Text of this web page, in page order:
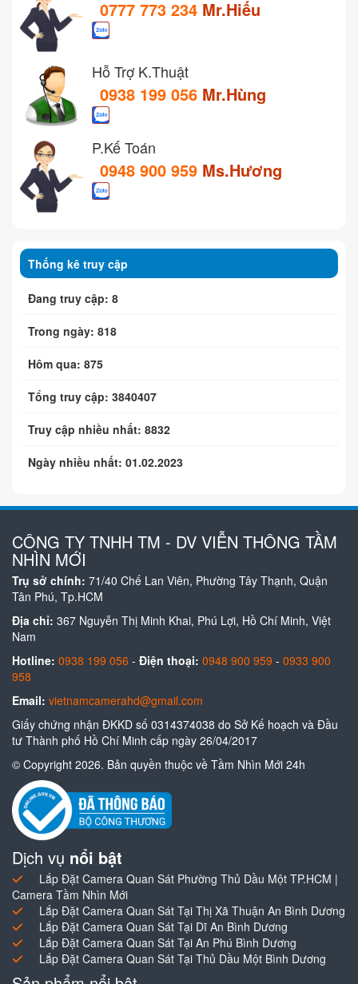
0777 773 234 Mr.Hiếu
Hỗ Trợ K.Thuật
0938 199 056 Mr.Hùng
P.Kế Toán
0948 900 959 Ms.Hương
Thống kê truy cập
Đang truy cập: 8
Trong ngày: 818
Hôm qua: 875
Tổng truy cập: 3840407
Truy cập nhiều nhất: 8832
Ngày nhiều nhất: 01.02.2023
CÔNG TY TNHH TM - DV VIỄN THÔNG TẦM
NHÌN MỚI
Trụ sở chính: 71/40 Chế Lan Viên, Phường Tây Thạnh, Quận
Tân Phú, Tp.HCM
Địa chỉ: 367 Nguyễn Thị Minh Khai, Phú Lợi, Hồ Chí Minh, Việt
Nam
Hotline: 0938 199 056 - Điện thoại: 0948 900 959 - 0933 900
958
Email: vietnamcamerahd@gmail.com
Giấy chứng nhận ĐKKD số 0314374038 do Sở Kế hoạch và Đầu
tư Thành phố Hồ Chí Minh cấp ngày 26/04/2017
© Copyright 2026. Bản quyền thuộc về Tầm Nhìn Mới 24h
Dịch vụ nổi bật
Lắp Đặt Camera Quan Sát Phường Thủ Dầu Một TP.HCM |
Camera Tầm Nhìn Mới
Lắp Đặt Camera Quan Sát Tại Thị Xã Thuận An Bình Dương
Lắp Đặt Camera Quan Sát Tại Dĩ An Bình Dương
Lắp Đặt Camera Quan Sát Tại An Phú Bình Dương
Lắp Đặt Camera Quan Sát Tại Thủ Dầu Một Bình Dương